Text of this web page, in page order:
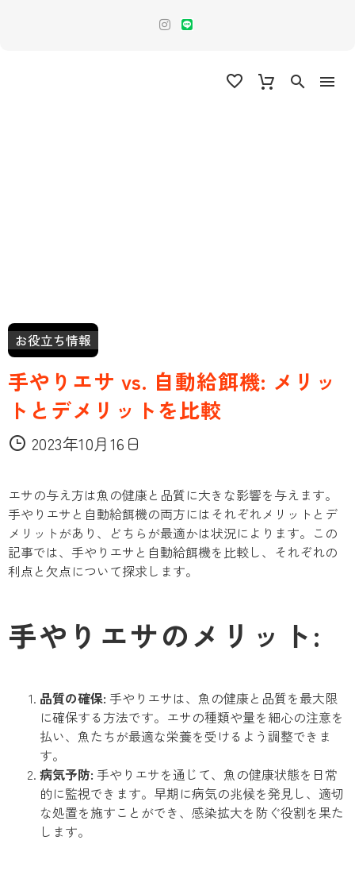
お役立ち情報
手やりエサ vs. 自動給餌機: メリッ
トとデメリットを比較
2023年10月16日
エサの与え方は魚の健康と品質に大きな影響を与えます。
手やりエサと自動給餌機の両方にはそれぞれメリットとデ
メリットがあり、どちらが最適かは状況によります。この
記事では、手やりエサと自動給餌機を比較し、それぞれの
利点と欠点について探求します。
手やりエサのメリット:
品質の確保: 手やりエサは、魚の健康と品質を最大限
に確保する方法です。エサの種類や量を細心の注意を
払い、魚たちが最適な栄養を受けるよう調整できま
す。
病気予防: 手やりエサを通じて、魚の健康状態を日常
的に監視できます。早期に病気の兆候を発見し、適切
な処置を施すことができ、感染拡大を防ぐ役割を果た
します。